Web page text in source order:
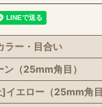
ラー・目合い
ン（25mm角目）
イエロー（25mm角目